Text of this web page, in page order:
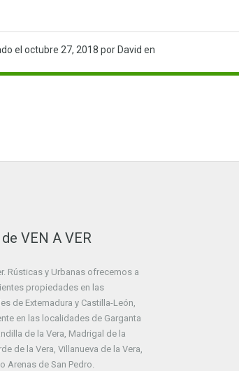
el octubre 27, 2018 por David en
VEN A VER
Rústicas y Urbanas ofrecemos a
propiedades en las
de Extemadura y Castilla-León,
en las localidades de Garganta
de la Vera, Madrigal de la
de la Vera, Villanueva de la Vera,
Arenas de San Pedro.